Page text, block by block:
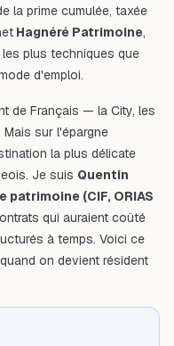
la prime cumulée, taxée
Hagnéré Patrimoine,
plus techniques que
d'emploi.
de Français — la City, les
sur l'épargne
la plus délicate
Je suis Quentin
(CIF, ORIAS
qui auraient coûté
à temps. Voici ce
on devient résident